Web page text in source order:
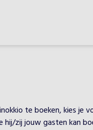
te boeken, kies je
zij jouw gasten kan